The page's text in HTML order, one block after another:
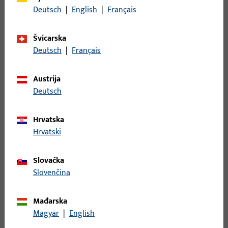
Opis površine
Bruto težina
Jedinica pakiranja
Najmanja jedinica narudžbe
Prijavite se podacima kupca da biste dobili informacije o
Izradi račun
Deutsch | English | Français
Švicarska
Deutsch | Français
Austrija
Deutsch
Hrvatska
Hrvatski
Slovačka
Slovenčina
Mađarska
Magyar | English